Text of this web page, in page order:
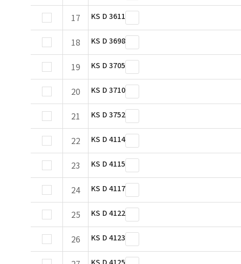
17
KS D 3611
18
KS D 3698
19
KS D 3705
20
KS D 3710
21
KS D 3752
22
KS D 4114
23
KS D 4115
24
KS D 4117
25
KS D 4122
26
KS D 4123
KS D 4125